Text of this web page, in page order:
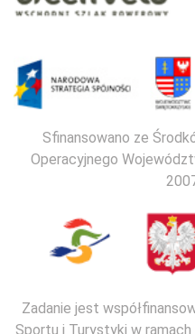
Sfinansowano ze
Operacyjnego
Zadanie jest
Sportu i Turystyki w